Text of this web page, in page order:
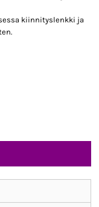
kiinnityslenkki ja